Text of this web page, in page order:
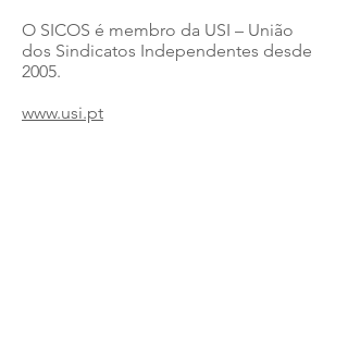
​O SICOS é membro da USI – União
dos Sindicatos Independentes desde
2005.
www.usi.pt